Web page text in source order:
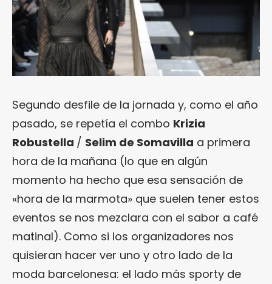
Segundo desfile de la jornada y, como el año
pasado, se repetía el combo Krizia
Robustella / Selim de Somavilla a primera
hora de la mañana (lo que en algún
momento ha hecho que esa sensación de
«hora de la marmota» que suelen tener estos
eventos se nos mezclara con el sabor a café
matinal). Como si los organizadores nos
quisieran hacer ver uno y otro lado de la
moda barcelonesa: el lado más sporty de